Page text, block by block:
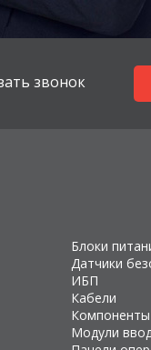
звонок
Блоки
Датчики
ИБП
Кабели
Компоненты
Модули